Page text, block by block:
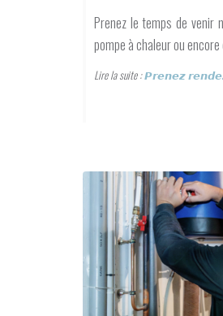
Prenez le temps de venir
pompe à chaleur ou
Lire la suite :𝙋𝙧𝙚𝙣𝙚𝙯